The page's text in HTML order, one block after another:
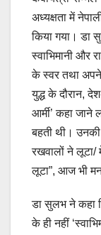
अध्यक्षता में
किया गया। डा
स्वाभिमानी और
के स्वर तथा
युद्ध के दौरान,
आर्मी’ कहा जाने
बहती थी। उनकी
रखवालों ने लूटा/
लूटा”, आज भी
डा सुलभ ने कहा
के ही नहीं